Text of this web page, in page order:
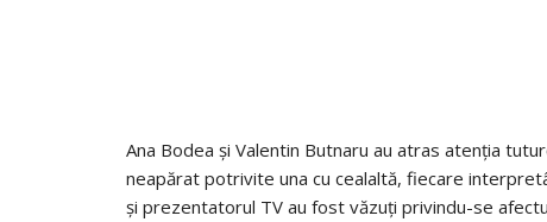
Ana Bodea și Valentin Butnaru au atras atenția
neapărat potrivite una cu cealaltă, fiecare
și prezentatorul TV au fost văzuți privindu-se